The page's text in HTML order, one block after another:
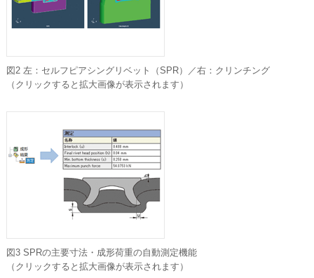
図2 左：セルフピアシングリベット（SPR）／右：クリンチング
（クリックすると拡大画像が表示されます）
図3 SPRの主要寸法・成形荷重の自動測定機能
（クリックすると拡大画像が表示されます）